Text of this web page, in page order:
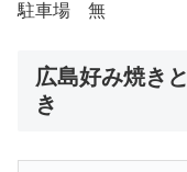
駐車場 無
広島好み焼き
き